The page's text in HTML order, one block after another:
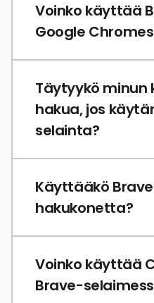
Voinko käyttää
Google
Täytyykö
hakua, jos
selainta?
Käyttääkö
hakukonetta?
Voinko käyttää
Brave-